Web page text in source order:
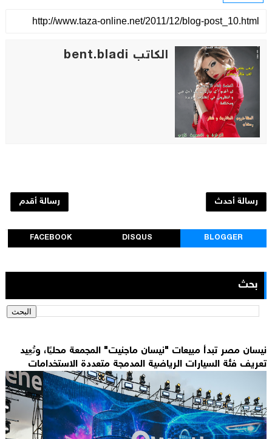
الكاتب bent.bladi
رسالة أحدث رسالة أقدم
BLOGGER
DISQUS
FACEBOOK
بحث
نيسان مصر تبدأ مبيعات "نيسان ماجنيت" المجمعة محليًا، وتُعِيد
تعريف فئة السيارات الرياضية المدمجة متعددة الاستخدامات